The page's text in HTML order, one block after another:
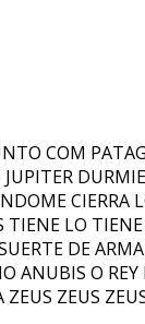
COM
CIERRA
LO
DE
O REY
ZEUS